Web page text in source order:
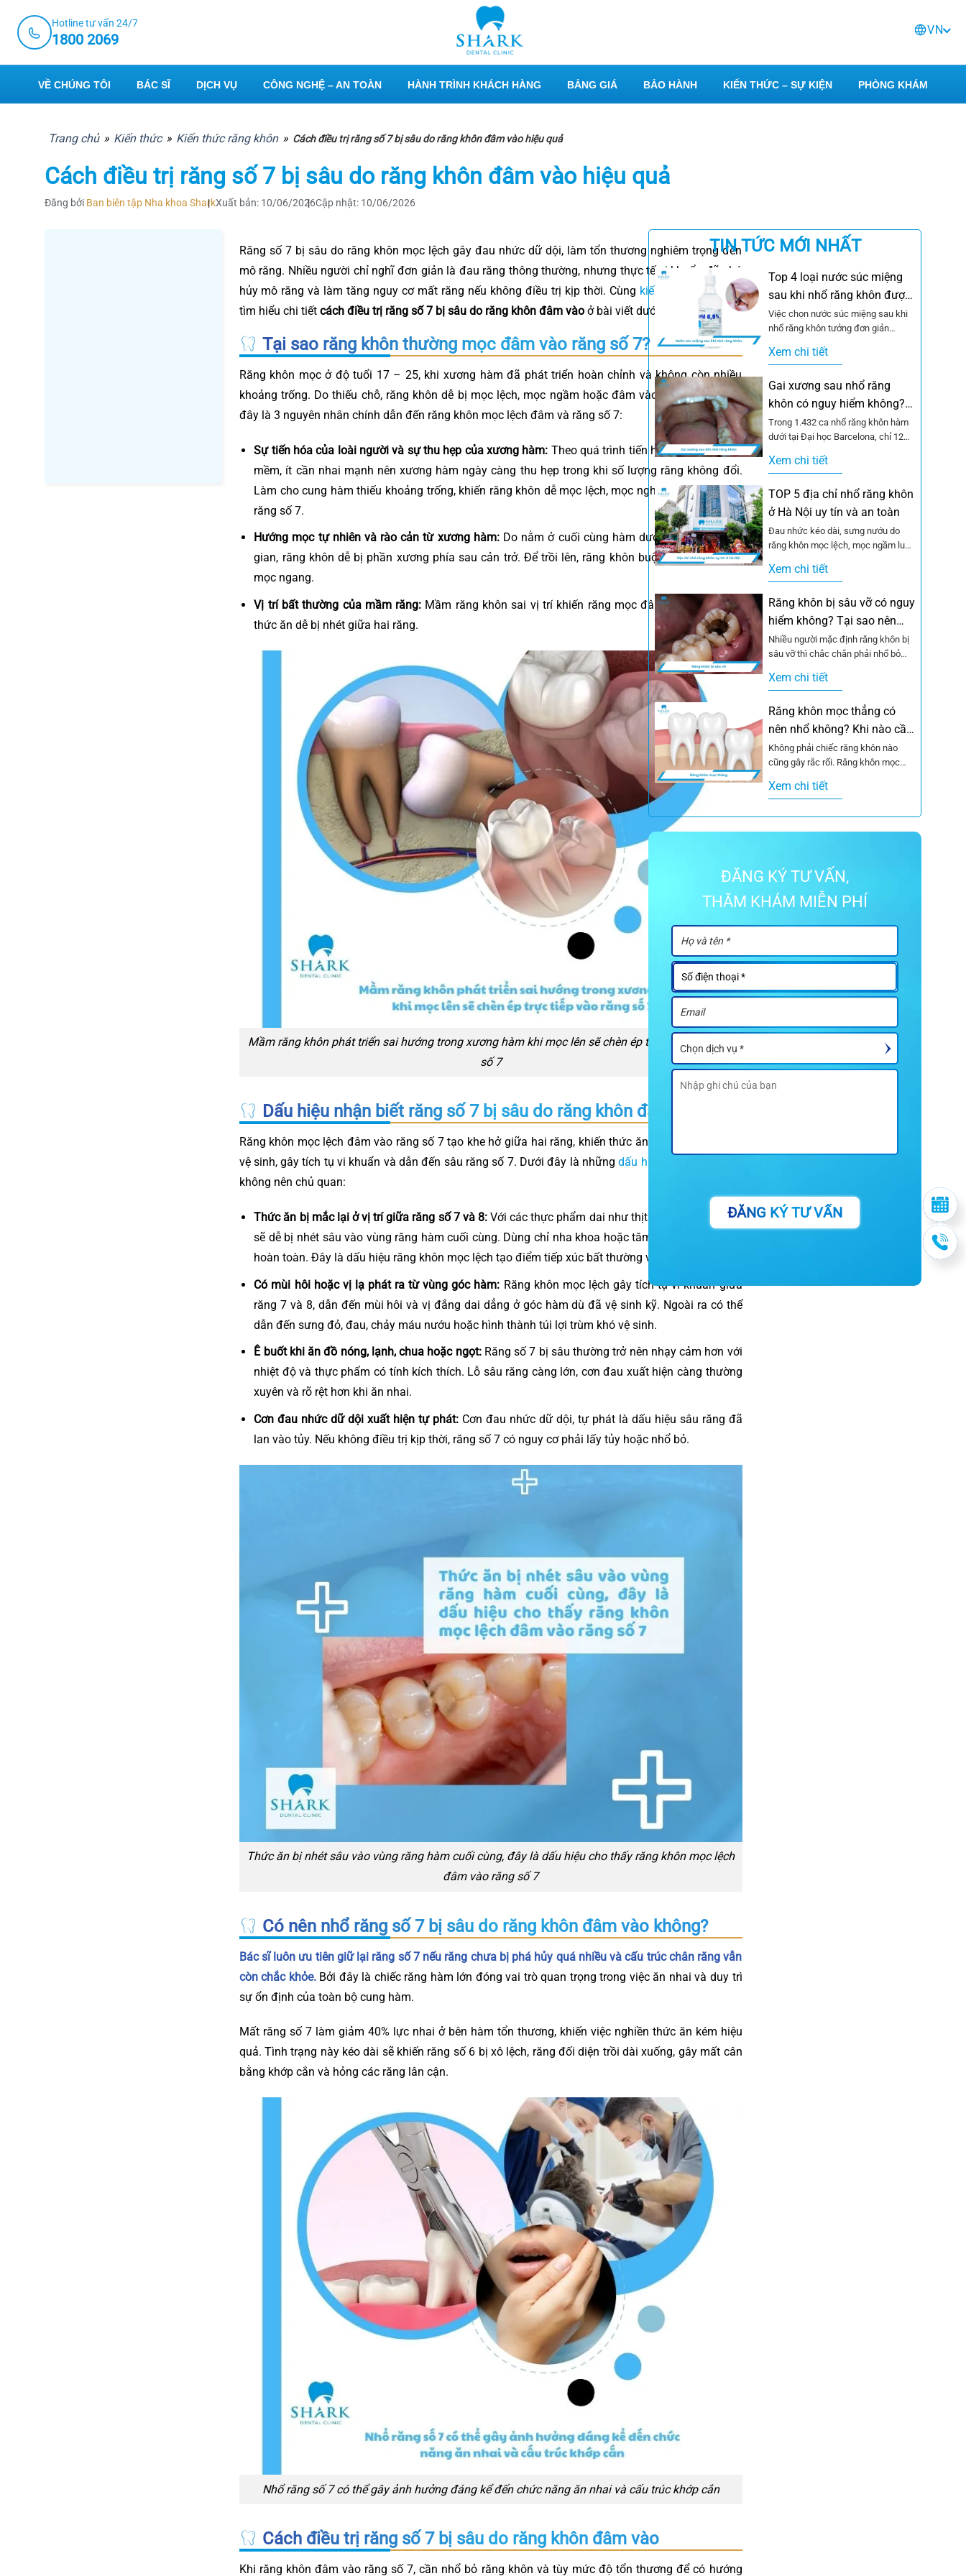
content
Hotline tư vấn 24/7
1800 2069
VN
VỀ CHÚNG TÔI BÁC SĨ DỊCH VỤ CÔNG NGHỆ – AN TOÀN HÀNH TRÌNH KHÁCH HÀNG BẢNG GIÁ BẢO HÀNH KIẾN THỨC – SỰ KIỆN PHÒNG KHÁM
Trang chủ » Kiến thức » Kiến thức răng khôn » Cách điều trị răng số 7 bị sâu do răng khôn đâm vào hiệu quả
Cách điều trị răng số 7 bị sâu do răng khôn đâm vào hiệu quả
Đăng bởi Ban biên tập Nha khoa SharkXuất bản: 10/06/2026Cập nhật: 10/06/2026
Răng số 7 bị sâu do răng khôn mọc lệch gây đau nhức dữ dội, làm tổn thương nghiêm trọng đến
mô răng. Nhiều người chỉ nghĩ đơn giản là đau răng thông thường, nhưng thực tế vi khuẩn đã phá
hủy mô răng và làm tăng nguy cơ mất răng nếu không điều trị kịp thời. Cùng kiến thức răng khôn
tìm hiểu chi tiết cách điều trị răng số 7 bị sâu do răng khôn đâm vàoở bài viết dưới đây.
Tại sao răng khôn thường mọc đâm vào răng số 7?
Răng khôn mọc ở độ tuổi 17 – 25, khi xương hàm đã phát triển hoàn chỉnh và không còn nhiều
khoảng trống. Do thiếu chỗ, răng khôn dễ bị mọc lệch, mọc ngầm hoặc đâm vào răng số 7. Dưới
đây là 3 nguyên nhân chính dẫn đến răng khôn mọc lệch đâm và răng số 7:
Sự tiến hóa của loài người và sự thu hẹp của xương hàm: Theo quá trình tiến hóa, do chế độ ăn
mềm, ít cần nhai mạnh nên xương hàm ngày càng thu hẹp trong khi số lượng răng không đổi.
Làm cho cung hàm thiếu khoảng trống, khiến răng khôn dễ mọc lệch, mọc nghiêng và đâm vào
răng số 7.
Hướng mọc tự nhiên và rào cản từ xương hàm:Do nằm ở cuối cùng hàm dưới và thiếu không
gian, răng khôn dễ bị phần xương phía sau cản trở. Để trồi lên, răng khôn buộc phải mọc lệch,
mọc ngang.
Vị trí bất thường của mầm răng: Mầm răng khôn sai vị trí khiến răng mọc đâm vào răng số 7,
thức ăn dễ bị nhét giữa hai răng.
Mầm răng khôn phát triển sai hướng trong xương hàm khi mọc lên sẽ chèn ép trực tiếp vào răng
số 7
Dấu hiệu nhận biết răng số 7 bị sâu do răng khôn đâm vào
Răng khôn mọc lệch đâm vào răng số 7 tạo khe hở giữa hai răng, khiến thức ăn dễ mắc lại và khó
vệ sinh, gây tích tụ vi khuẩn và dẫn đến sâu răng số 7. Dưới đây là nhữngdấu hiệu mọc răng khôn
không nên chủ quan:
Thức ăn bị mắc lại ở vị trí giữa răng số 7 và 8:Với các thực phẩm dai như thịt bò, thịt gà và mực
sẽ dễ bị nhét sâu vào vùng răng hàm cuối cùng. Dùng chỉ nha khoa hoặc tăm vẫn khó lấy sạch
hoàn toàn. Đây là dấu hiệu răng khôn mọc lệch tạo điểm tiếp xúc bất thường với răng số 7.
Có mùi hôi hoặc vị lạ phát ra từ vùng góc hàm: Răng khôn mọc lệch gây tích tụ vi khuẩn giữa
răng 7 và 8, dẫn đến mùi hôi và vị đắng dai dẳng ở góc hàm dù đã vệ sinh kỹ. Ngoài ra có thể
dẫn đến sưng đỏ, đau, chảy máu nướu hoặc hình thành túi lợi trùm khó vệ sinh.
Ê buốt khi ăn đồ nóng, lạnh, chua hoặc ngọt:Răng số 7 bị sâu thường trở nên nhạy cảm hơn với
nhiệt độ và thực phẩm có tính kích thích. Lỗ sâu răng càng lớn, cơn đau xuất hiện càng thường
xuyên và rõ rệt hơn khi ăn nhai.
Cơn đau nhức dữ dội xuất hiện tự phát: Cơn đau nhức dữ dội, tự phát là dấu hiệu sâu răng đã
lan vào tủy. Nếu không điều trị kịp thời, răng số 7 có nguy cơ phải lấy tủy hoặc nhổ bỏ.
Thức ăn bị nhét sâu vào vùng răng hàm cuối cùng, đây là dấu hiệu cho thấy răng khôn mọc lệch
đâm vào răng số 7
Có nên nhổ răng số 7 bị sâu do răng khôn đâm vào không?
Bác sĩ luôn ưu tiên giữ lại răng số 7 nếu răng chưa bị phá hủy quá nhiều và cấu trúc chân răng vẫn
còn chắc khỏe.Bởi đây là chiếc răng hàm lớn đóng vai trò quan trọng trong việc ăn nhai và duy trì
sự ổn định của toàn bộ cung hàm.
Mất răng số 7 làm giảm 40% lực nhai ở bên hàm tổn thương, khiến việc nghiền thức ăn kém hiệu
quả. Tình trạng này kéo dài sẽ khiến răng số 6 bị xô lệch, răng đối diện trồi dài xuống, gây mất cân
bằng khớp cắn và hỏng các răng lân cận.
Nhổ răng số 7 có thể gây ảnh hưởng đáng kể đến chức năng ăn nhai và cấu trúc khớp cắn
Cách điều trị răng số 7 bị sâu do răng khôn đâm vào
Khi răng khôn đâm vào răng số 7, cần nhổ bỏ răng khôn và tùy mức độ tổn thương để có hướng
TIN TỨC MỚI NHẤT
Top 4 loại nước súc miệng
sau khi nhổ răng khôn được
khuyên dùng
Việc chọn nước súc miệng sau khi
nhổ răng khôn tưởng đơn giản
sai...
Xem chi tiết
Gai xương sau nhổ răng
khôn có nguy hiểm không?
Bao lâu hết?
Trong 1.432 ca nhổ răng khôn hàm
dưới tại Đại học Barcelona, chỉ 12
Xem chi tiết
TOP 5 địa chỉ nhổ răng khôn
ở Hà Nội uy tín và an toàn
Đau nhức kéo dài, sưng nướu do
răng khôn mọc lệch, mọc ngầm luôn
Xem chi tiết
Răng khôn bị sâu vỡ có nguy
hiểm không? Tại sao nên
nhổ?
Nhiều người mặc định răng khôn bị
sâu vỡ thì chắc chắn phải nhổ bỏ
Xem chi tiết
Răng khôn mọc thẳng có
nên nhổ không? Khi nào cần
nhổ?
Không phải chiếc răng khôn nào
cũng gây rắc rối. Răng khôn mọc
Xem chi tiết
ĐĂNG KÝ TƯ VẤN,
THĂM KHÁM MIỄN PHÍ
ĐĂNG KÝ TƯ VẤN